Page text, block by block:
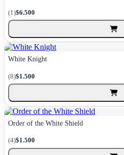
(1)$6.500
White Knight
(8)$1.500
Order of the White Shield
(4)$1.500